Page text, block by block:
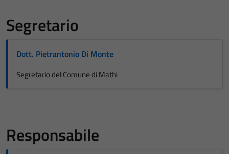
Segretario
Dott. Pietrantonio Di Monte
Segretario del Comune di Mathi
Responsabile